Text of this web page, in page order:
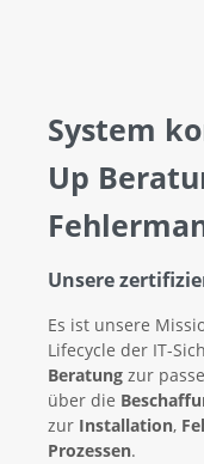
System
Up
Unsere
Es ist unsere
Lifecycle der IT-
Beratung zur
über die
zur Installation,
Prozessen.